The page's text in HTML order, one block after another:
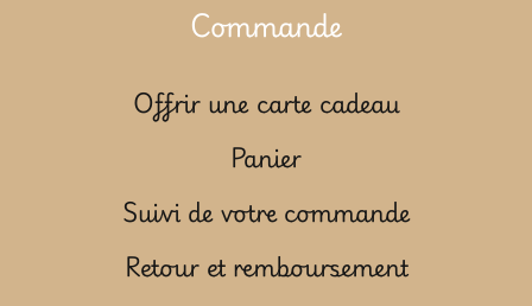
Commande
Offrir une carte cadeau
Panier
Suivi de votre commande
Retour et remboursement